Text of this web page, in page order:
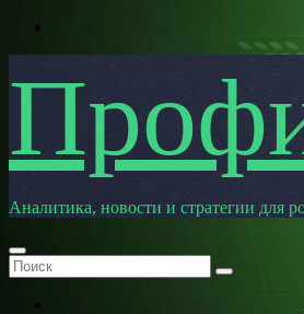
Перейти
Аналитика, новости и стратегии для